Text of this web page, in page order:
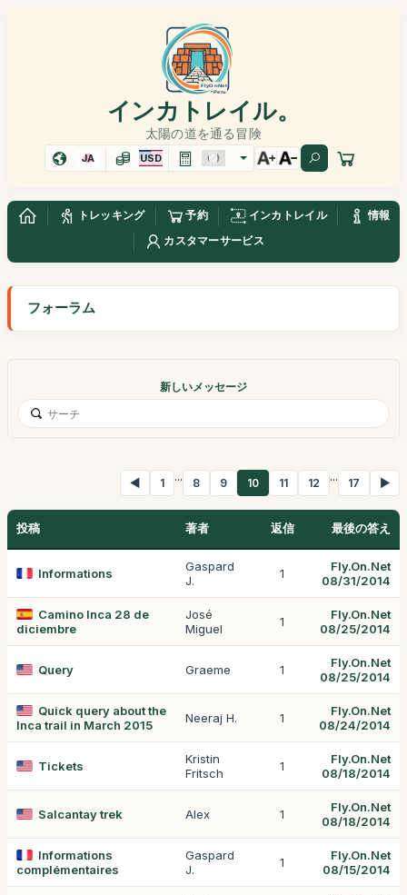
インカトレイル。
太陽の道を通る冒険
JA USD
トレッキング 予約 インカトレイル
情報
カスタマーサービス
フォーラム
新しいメッセージ
◀ 1 ... 8 9 10 11 12 ... 17 ▶
投稿 著者 返信 最後の答え
Informations
Gaspard
J.
1
Fly.On.Net
08/31/2014
Camino Inca 28 de
diciembre
José
Miguel
1
Fly.On.Net
08/25/2014
Query Graeme 1
Fly.On.Net
08/25/2014
Quick query about the
Inca trail in March 2015
Neeraj H. 1
Fly.On.Net
08/24/2014
Tickets
Kristin
Fritsch
1
Fly.On.Net
08/18/2014
Salcantay trek Alex 1
Fly.On.Net
08/18/2014
Informations
complémentaires
Gaspard
J.
1
Fly.On.Net
08/15/2014